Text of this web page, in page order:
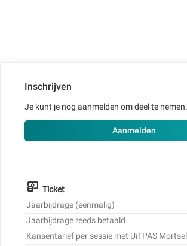
Inschrijven
Je kunt je nog aanmelden om deel te nemen.
Aanmelden
Ticket
Jaarbijdrage (eenmalig)
Jaarbijdrage reeds betaald
Kansentarief per sessie met UiTPAS Mortsel